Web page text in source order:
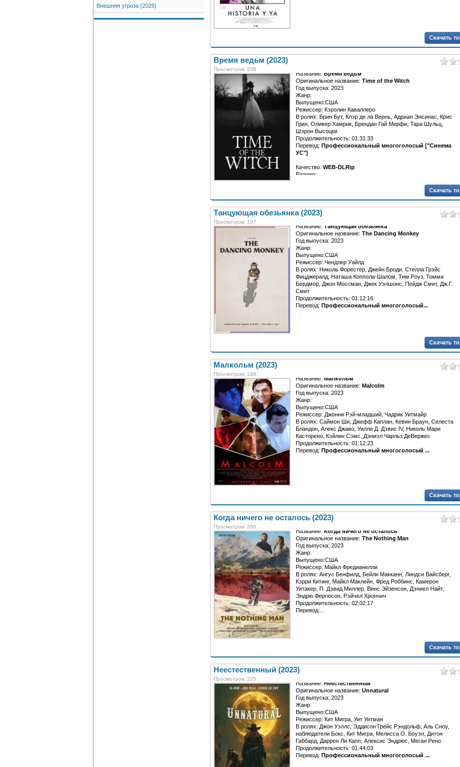
Скачать
Время ведьм (2023)
Просмотров: 208
Название: Время ведьм
Оригинальное название: Time of the Witch
Год выпуска: 2023
Жанр:
Выпущено:США
Режиссер: Кэролин Каваллеро
В ролях: Брин Бут, Клэр де ла Вернь, Адриан Энсинас, Крис
Грин, Оливер Хамрик, Брендан Гай Мерфи, Тара Шульц,
Шэрон Высоцки
Продолжительность: 01:31:33
Перевод: Профессиональный многоголосый ["Синема
УС"]
Качество: WEB-DLRip
Размер:...
Скачать
Танцующая обезьянка (2023)
Просмотров: 197
Название:
Танцующая обезьянка
Оригинальное название: The Dancing Monkey
Год выпуска: 2023
Жанр:
Выпущено:США
Режиссер: Чендлер Уайлд
В ролях: Николь Форестер, Джейн Броди, Стелла Грэйс
Фицджералд, Наташа Коппола-Шалом, Тим Роуз, Томми
Бердмор, Джон Моссман, Джек Уэлшонс, Пейдж Смит, Дж.Г.
Смит
Продолжительность: 01:12:16
Перевод: Профессиональный многоголосый...
Скачать
Малкольм (2023)
Просмотров: 188
Название: Малкольм
Оригинальное название: Malcolm
Год выпуска: 2023
Жанр:
Выпущено:США
Режиссер: Джонни Рэй-младший, Чадрик Уитмайр
В ролях: Саймон Ши, Джефф Каплан, Кевин Браун, Селеста
Бландон, Алекс Джаво, Уилли Д. Дэвис IV, Николь Мари
Касторено, Кэйлин Сэмс, Дэниэл Чарльз ДеВержес
Продолжительность: 01:12:23
Перевод: Профессиональный многоголосый ...
Скачать
Когда ничего не осталось (2023)
Просмотров: 200
Название: Когда ничего не осталось
Оригинальное название: The Nothing Man
Год выпуска: 2023
Жанр:
Выпущено:США
Режиссер: Майкл Фредианелли
В ролях: Ангус Бенфилд, Бейли Макканн, Линдси Вайсберг,
Кэрри Китинг, Майкл Маклейн, Фред Роббинс, Камерон
Уитакер, П. Дэвид Миллер, Винс Эйзенсон, Дэниел Найт,
Эндрю Фергюсон, Рэйчел Хрончич
Продолжительность: 02:02:17
Перевод:...
Скачать
Неестественный (2023)
Просмотров: 225
Название: Неестественный
Оригинальное название: Unnatural
Год выпуска: 2023
Жанр:
Выпущено:США
Режиссер: Кит Мигра, Уит Уитман
В ролях: Джон Уэллс, Эддисон Грейс Рэндольф, Аль Сноу,
наблюдатели Бокс, Кит Мигра, Мелисса О. Боуэн, Дитон
Габбард, Даррен Ли Капп, Алексис Эндрюс, Меган Рено
Продолжительность: 01:44:03
Перевод: Профессиональный многоголосый ...
Внешняя угроза (2026)